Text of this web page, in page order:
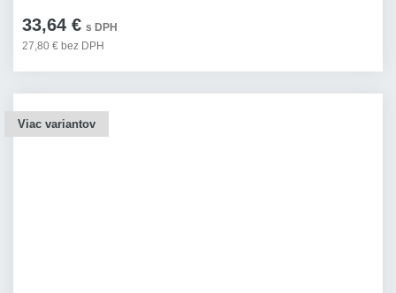
33,64 € s DPH
27,80 € bez DPH
Viac variantov